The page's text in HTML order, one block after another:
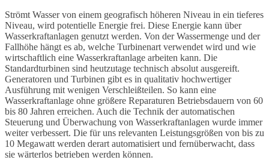
Strömt Wasser von einem geografisch höheren Niveau in ein tieferes
Niveau, wird potentielle Energie frei. Diese Energie kann über
Wasserkraftanlagen genutzt werden. Von der Wassermenge und der
Fallhöhe hängt es ab, welche Turbinenart verwendet wird und wie
wirtschaftlich eine Wasserkraftanlage arbeiten kann. Die
Standardturbinen sind heutzutage technisch absolut ausgereift.
Generatoren und Turbinen gibt es in qualitativ hochwertiger
Ausführung mit wenigen Verschleißteilen. So kann eine
Wasserkraftanlage ohne größere Reparaturen Betriebsdauern von 60
bis 80 Jahren erreichen. Auch die Technik der automatischen
Steuerung und Überwachung von Wasserkraftanlagen wurde immer
weiter verbessert. Die für uns relevanten Leistungsgrößen von bis zu
10 Megawatt werden derart automatisiert und fernüberwacht, dass
sie wärterlos betrieben werden können.